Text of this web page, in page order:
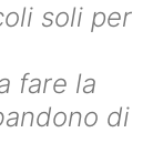
soli per
fare la
di